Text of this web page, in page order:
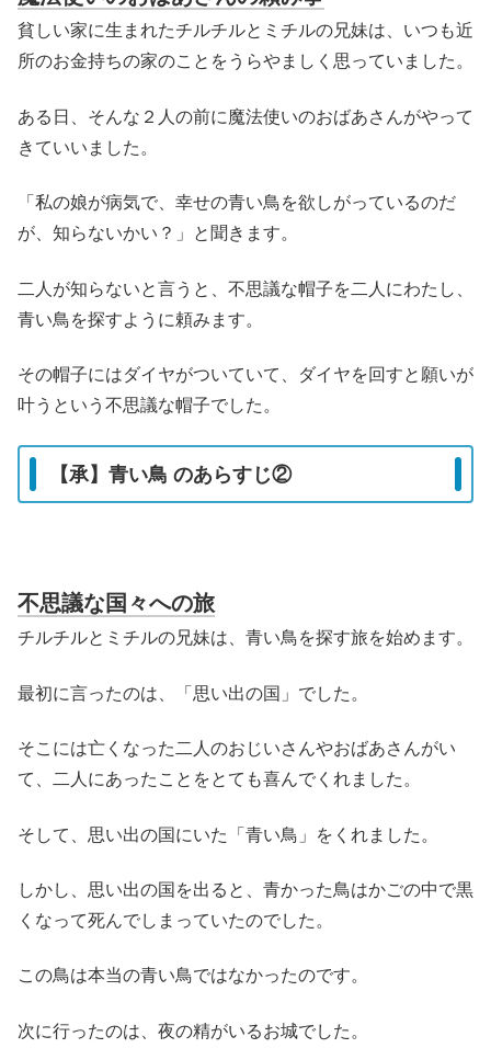
貧しい家に生まれたチルチルとミチルの兄妹は、いつも近
所のお金持ちの家のことをうらやましく思っていました。
ある日、そんな２人の前に魔法使いのおばあさんがやって
きていいました。
「私の娘が病気で、幸せの青い鳥を欲しがっているのだ
が、知らないかい？」と聞きます。
二人が知らないと言うと、不思議な帽子を二人にわたし、
青い鳥を探すように頼みます。
その帽子にはダイヤがついていて、ダイヤを回すと願いが
叶うという不思議な帽子でした。
【承】青い鳥 のあらすじ②
不思議な国々への旅
チルチルとミチルの兄妹は、青い鳥を探す旅を始めます。
最初に言ったのは、「思い出の国」でした。
そこには亡くなった二人のおじいさんやおばあさんがい
て、二人にあったことをとても喜んでくれました。
そして、思い出の国にいた「青い鳥」をくれました。
しかし、思い出の国を出ると、青かった鳥はかごの中で黒
くなって死んでしまっていたのでした。
この鳥は本当の青い鳥ではなかったのです。
次に行ったのは、夜の精がいるお城でした。